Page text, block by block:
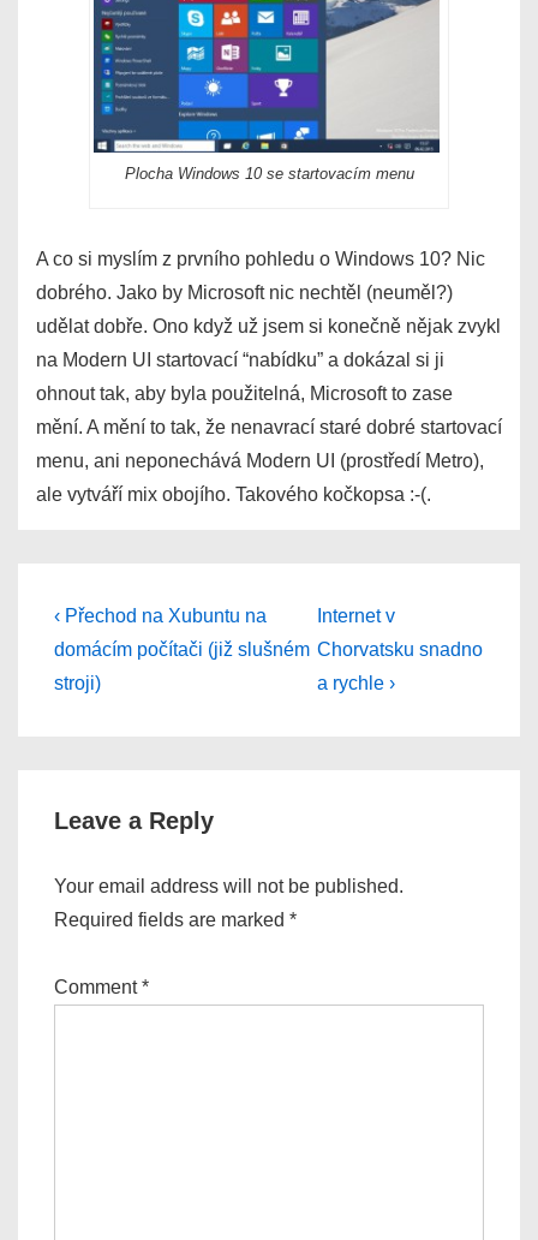
Plocha Windows 10 se startovacím menu
A co si myslím z prvního pohledu o Windows 10? Nic
dobrého. Jako by Microsoft nic nechtěl (neuměl?)
udělat dobře. Ono když už jsem si konečně nějak zvykl
na Modern UI startovací “nabídku” a dokázal si ji
ohnout tak, aby byla použitelná, Microsoft to zase
mění. A mění to tak, že nenavrací staré dobré startovací
menu, ani neponechává Modern UI (prostředí Metro),
ale vytváří mix obojího. Takového kočkopsa :-(.
Post
navigation
Previous
Post
is
‹ Přechod na Xubuntu na
domácím počítači (již slušném
stroji)
Next
Post
is
Internet v
Chorvatsku snadno
a rychle ›
Leave a Reply
Your email address will not be published.
Required fields are marked *
Comment*